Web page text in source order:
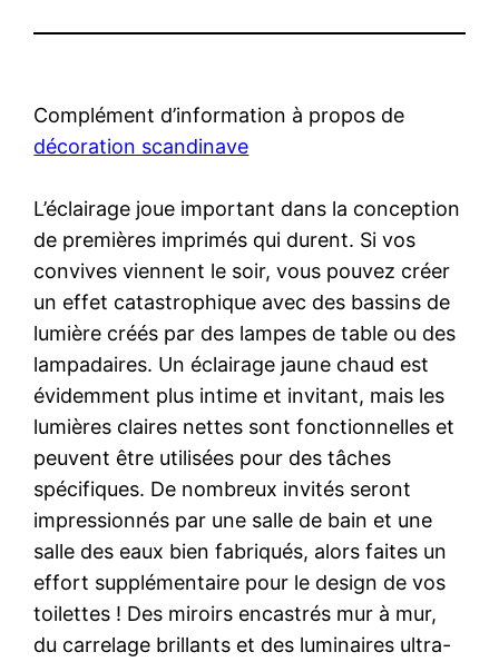
Complément d’information à propos de
décoration scandinave
L’éclairage joue important dans la conception
de premières imprimés qui durent. Si vos
convives viennent le soir, vous pouvez créer
un effet catastrophique avec des bassins de
lumière créés par des lampes de table ou des
lampadaires. Un éclairage jaune chaud est
évidemment plus intime et invitant, mais les
lumières claires nettes sont fonctionnelles et
peuvent être utilisées pour des tâches
spécifiques. De nombreux invités seront
impressionnés par une salle de bain et une
salle des eaux bien fabriqués, alors faites un
effort supplémentaire pour le design de vos
toilettes ! Des miroirs encastrés mur à mur,
du carrelage brillants et des luminaires ultra-